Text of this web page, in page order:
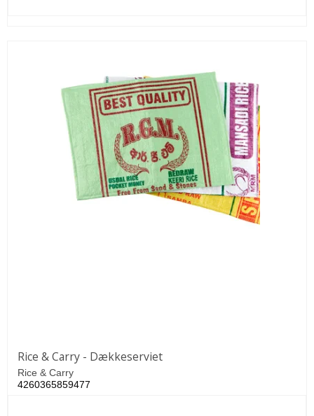
Rice & Carry - Dækkeserviet
Rice & Carry
4260365859477